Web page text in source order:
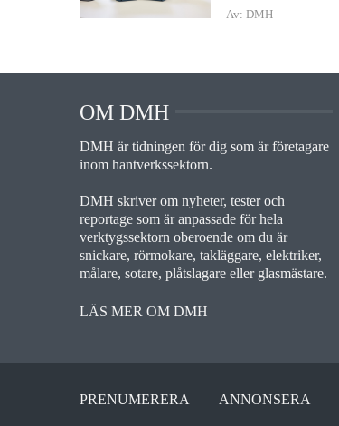
Av: DMH
OM DMH
DMH är tidningen för dig som är företagare
inom hantverkssektorn.
DMH skriver om nyheter, tester och
reportage som är anpassade för hela
verktygssektorn oberoende om du är
snickare, rörmokare, takläggare, elektriker,
målare, sotare, plåtslagare eller glasmästare.
LÄS MER OM DMH
PRENUMERERA ANNONSERA